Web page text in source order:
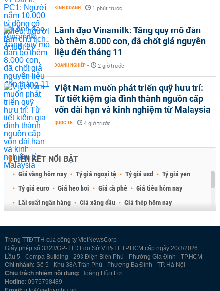
KINH DOANH - 1 phút trước
Lãnh đạo Vinamilk: Tăng quy mô đàn
bò thêm 8.000 con, đã chốt giá nguyên
liệu đến tháng 11
DOANH NGHIỆP - 2 giờ trước
Việt Nam muốn phát triển quỹ hưu trí:
Từ tiết kiệm gia đình thành nguồn cấp
vốn dài hạn và kinh nghiệm từ Malaysia
QUỐC TẾ - 4 giờ trước
LIÊN KẾT NỔI BẬT
Giá vàng hôm nay Tỷ giá ngoại tệ Tỷ giá usd
Tỷ giá yen
Tỷ giá euro
Giá heo hơi Giá cà phê
Giá tiêu hôm nay
Lãi suất ngân hàng
Giá xăng dầu
Giá thép hôm nay
Trang TTĐTTH của công ty VietNewsCorp
Giấy phép số 3323/GP-TTĐT do Sở VH&TT TP.HCM cấp ngày 20/3/2026
Lầu 5 - Compa Building - 293 Điện Biên Phủ - Phường Gia Định - TP.HCM
Chi nhánh: Số 5 - Khu 38A Trần Phú - Phường Ba Đình - TP. Hà Nội
Chịu trách nhiệm nội dung: Hoàng Hữu Lợi
Hotline: 0975798489